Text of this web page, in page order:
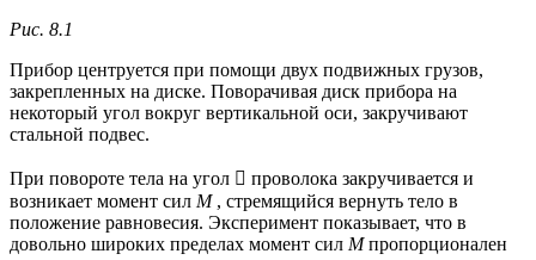
Рис. 8.1
Прибор центруется при помощи двух подвижных грузов,
закрепленных на диске. Поворачивая диск прибора на
некоторый угол вокруг вертикальной оси, закручивают
стальной подвес.
При повороте тела на угол  проволока закручивается и
возникает момент сил M , стремящийся вернуть тело в
положение равновесия. Эксперимент показывает, что в
довольно широких пределах момент сил Мпропорционален